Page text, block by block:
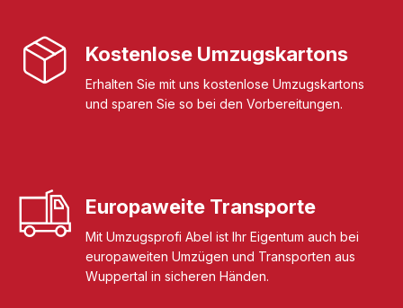
Kostenlose Umzugskartons
Erhalten Sie mit uns kostenlose Umzugskartons
und sparen Sie so bei den Vorbereitungen.
Europaweite Transporte
Mit Umzugsprofi Abel ist Ihr Eigentum auch bei
europaweiten Umzügen und Transporten aus
Wuppertal in sicheren Händen.